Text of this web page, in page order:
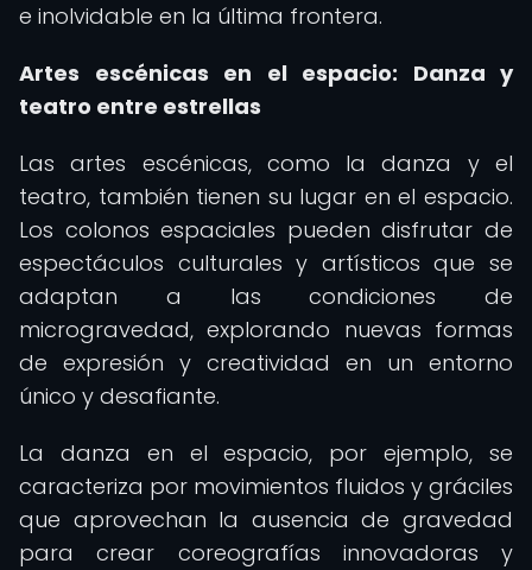
e inolvidable en la última frontera.
Artes escénicas en el espacio: Danza y
teatro entre estrellas
Las artes escénicas, como la danza y el
teatro, también tienen su lugar en el espacio.
Los colonos espaciales pueden disfrutar de
espectáculos culturales y artísticos que se
adaptan a las condiciones de
microgravedad, explorando nuevas formas
de expresión y creatividad en un entorno
único y desafiante.
La danza en el espacio, por ejemplo, se
caracteriza por movimientos fluidos y gráciles
que aprovechan la ausencia de gravedad
para crear coreografías innovadoras y